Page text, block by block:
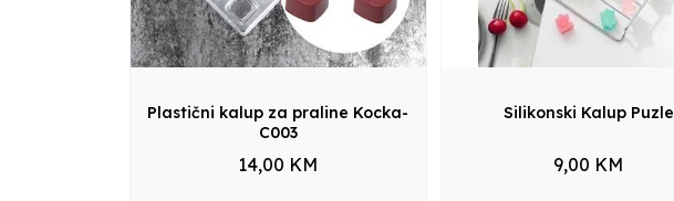
Plastični kalup za praline Kocka-
C003
14,00 KM
Silikonski Kalup Puzle
9,00 KM